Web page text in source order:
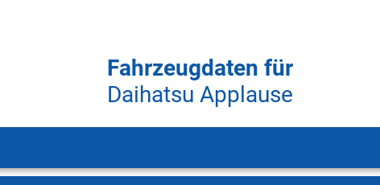
Fahrzeugdaten für
Daihatsu Applause